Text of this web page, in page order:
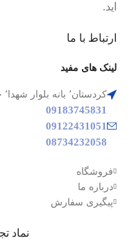
اید.
ارتباط با ما
لینک های مفید
کردستان٬ بانه بلوار شهدا٬ جنب مجتمع تجاری ابراهیمی
09183745831
09122431051
08734232058
فروشگاه
درباره ما
پیگیری سفارش
نماد